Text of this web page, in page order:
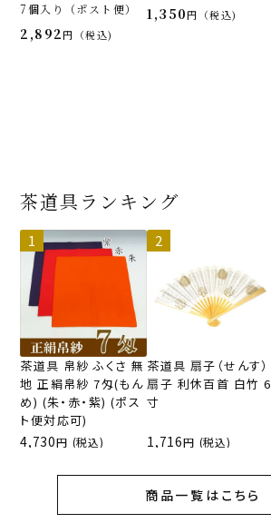
7個入り（ポスト便）
2,892 税込
1,350 税込
茶道具ランキング
茶道具 帛紗 ふくさ 無
地 正絹帛紗 7匁(もん
め) (朱・赤・紫) (ポス
ト便対応可)
4,730 (税込)
茶道具 扇子（せんす）
扇子 利休百首 白竹 6
寸
1,716 (税込)
商品一覧はこちら